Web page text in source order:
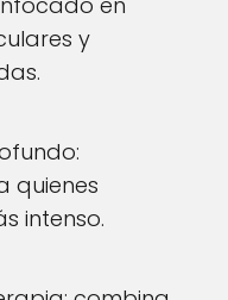
y
quienes
intenso.